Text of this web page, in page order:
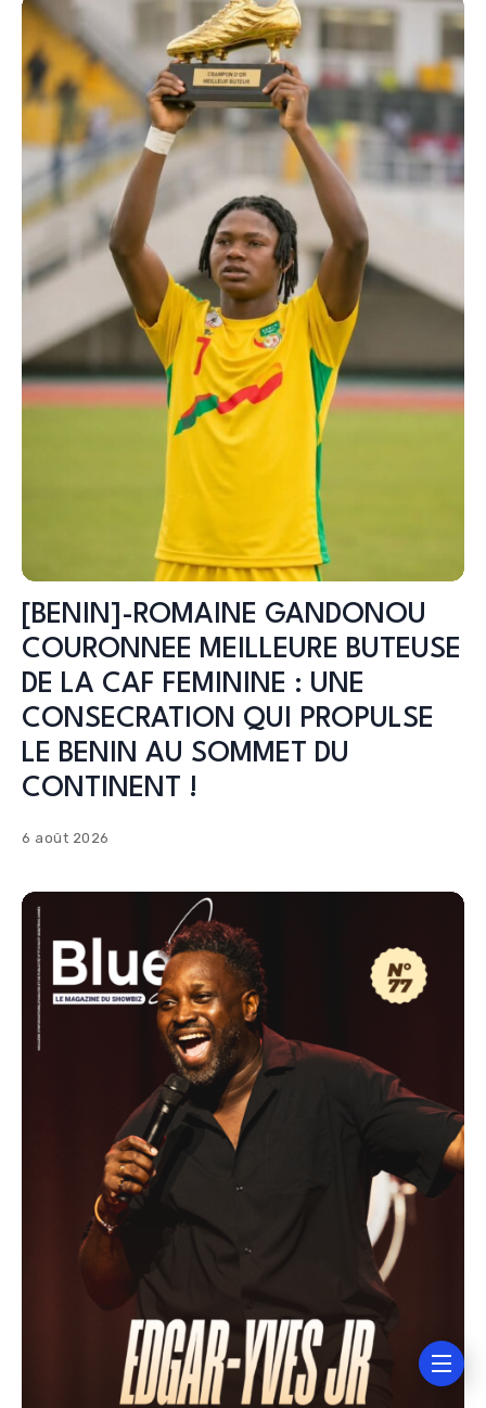
[BENIN]-ROMAINE GANDONOU
COURONNEE MEILLEURE BUTEUSE
DE LA CAF FEMININE : UNE
CONSECRATION QUI PROPULSE
LE BENIN AU SOMMET DU
CONTINENT !
6 août 2026